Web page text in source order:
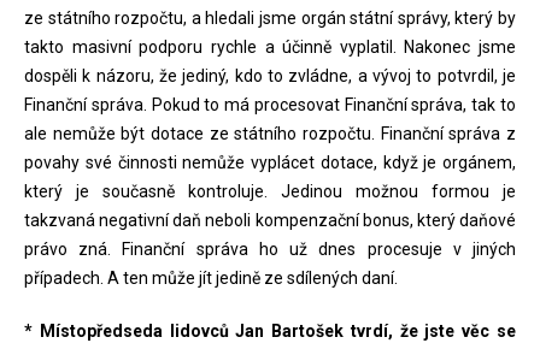
ze státního rozpočtu, a hledali jsme orgán státní správy, který by
takto masivní podporu rychle a účinně vyplatil. Nakonec jsme
dospěli k názoru, že jediný, kdo to zvládne, a vývoj to potvrdil, je
Finanční správa. Pokud to má procesovat Finanční správa, tak to
ale nemůže být dotace ze státního rozpočtu. Finanční správa z
povahy své činnosti nemůže vyplácet dotace, když je orgánem,
který je současně kontroluje. Jedinou možnou formou je
takzvaná negativní daň neboli kompenzační bonus, který daňové
právo zná. Finanční správa ho už dnes procesuje v jiných
případech. A ten může jít jedině ze sdílených daní.
* Místopředseda lidovců Jan Bartošek tvrdí, že jste věc se